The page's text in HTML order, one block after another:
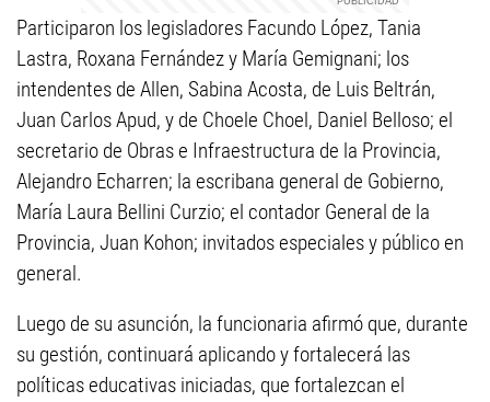
Participaron los legisladores Facundo López, Tania
Lastra, Roxana Fernández y María Gemignani; los
intendentes de Allen, Sabina Acosta, de Luis Beltrán,
Juan Carlos Apud, y de Choele Choel, Daniel Belloso; el
secretario de Obras e Infraestructura de la Provincia,
Alejandro Echarren; la escribana general de Gobierno,
María Laura Bellini Curzio; el contador General de la
Provincia, Juan Kohon; invitados especiales y público en
general.
Luego de su asunción, la funcionaria afirmó que, durante
su gestión, continuará aplicando y fortalecerá las
políticas educativas iniciadas, que fortalezcan el